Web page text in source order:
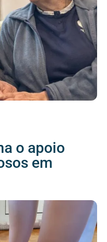
o apoio
em